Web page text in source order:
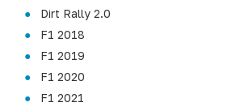
Dirt Rally 2.0
F1 2018
F1 2019
F1 2020
F1 2021